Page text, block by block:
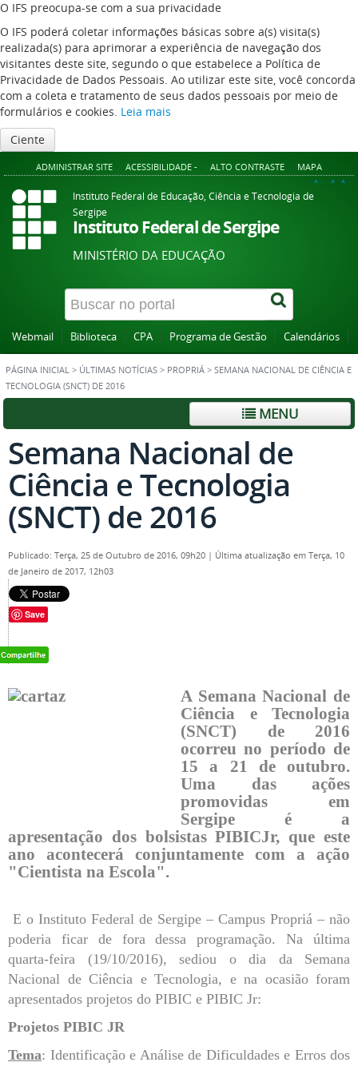
O IFS preocupa-se com a sua privacidade
O IFS poderá coletar informações básicas sobre a(s) visita(s)
realizada(s) para aprimorar a experiência de navegação dos
visitantes deste site, segundo o que estabelece a Política de
Privacidade de Dados Pessoais. Ao utilizar este site, você concorda
com a coleta e tratamento de seus dados pessoais por meio de
formulários e cookies. Leia mais
Ciente
ADMINISTRAR SITE ACESSIBILIDADE - ALTO CONTRASTE MAPA
A+ A A-
Instituto Federal de Educação, Ciência e Tecnologia de
Sergipe
Instituto Federal de Sergipe
MINISTÉRIO DA EDUCAÇÃO
Webmail Biblioteca CPA Programa de Gestão Calendários
PÁGINA INICIAL > ÚLTIMAS NOTÍCIAS > PROPRIÁ > SEMANA NACIONAL DE CIÊNCIA E
TECNOLOGIA (SNCT) DE 2016
MENU
Semana Nacional de
Ciência e Tecnologia
(SNCT) de 2016
Publicado: Terça, 25 de Outubro de 2016, 09h20 | Última atualização em Terça, 10
de Janeiro de 2017, 12h03
Save
A Semana Nacional de
Ciência e Tecnologia
(SNCT) de 2016
ocorreu no período de
15 a 21 de outubro.
Uma das ações
promovidas em
Sergipe é a
apresentação dos bolsistas PIBICJr, que este
ano acontecerá conjuntamente com a ação
"Cientista na Escola".
E o Instituto Federal de Sergipe – Campus Propriá – não
poderia ficar de fora dessa programação. Na última
quarta-feira (19/10/2016), sediou o dia da Semana
Nacional de Ciência e Tecnologia, e na ocasião foram
apresentados projetos do PIBIC e PIBIC Jr:
Projetos PIBIC JR
Tema: Identificação e Análise de Dificuldades e Erros dos